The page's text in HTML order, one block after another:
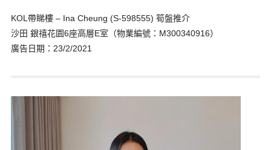
KOL帶睇樓 – Ina Cheung (S-598555) 筍盤推介
沙田 銀禧花園6座高層E室（物業編號：M300340916）
廣告日期：23/2/2021